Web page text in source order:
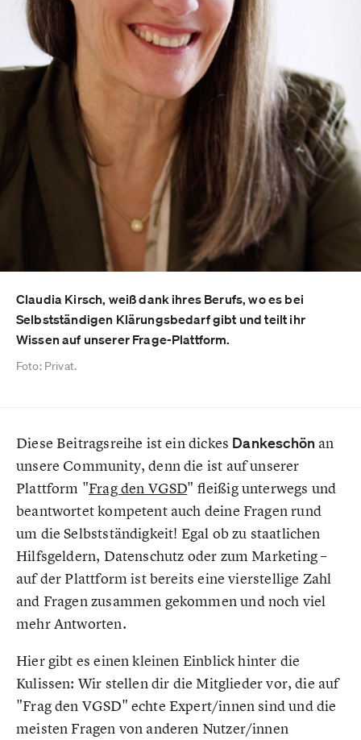
Claudia Kirsch, weiß dank ihres Berufs, wo es bei
Selbstständigen Klärungsbedarf gibt und teilt ihr
Wissen auf unserer Frage-Plattform.
Foto: Privat.
Diese Beitragsreihe ist ein dickes Dankeschön an
unsere Community, denn die ist auf unserer
Plattform "Frag den VGSD" fleißig unterwegs und
beantwortet kompetent auch deine Fragen rund
um die Selbstständigkeit! Egal ob zu staatlichen
Hilfsgeldern, Datenschutz oder zum Marketing –
auf der Plattform ist bereits eine vierstellige Zahl
and Fragen zusammen gekommen und noch viel
mehr Antworten.
Hier gibt es einen kleinen Einblick hinter die
Kulissen: Wir stellen dir die Mitglieder vor, die auf
"Frag den VGSD" echte Expert/innen sind und die
meisten Fragen von anderen Nutzer/innen